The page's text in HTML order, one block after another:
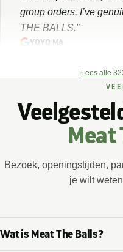
★★★★★
smoothie was lekker!
nikki van der storm
★★★★★
“Super lekker
Lees alle
Meat
Bezoek, openingstijden,
je wilt
Wat is Meat The Balls?